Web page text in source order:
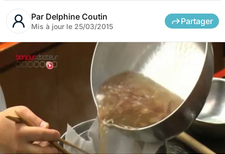
Par Delphine Coutin
Mis à jour le 25/03/2015
Partager